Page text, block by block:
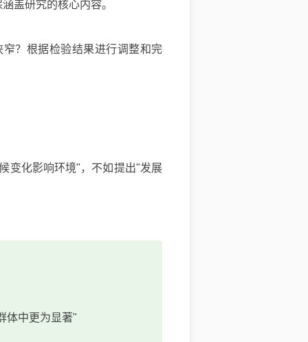
盖研究的核心内容。
？根据检验结果进行调整和完
变化影响环境"，不如提出"发展
体中更为显著"